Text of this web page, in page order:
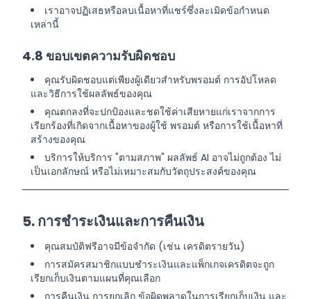
เราอาจปฏิเสธหรือลบเนื้อหาที่แชร์ซึ่งละเมิดข้อกำหนด
เหล่านี้
4.8 ขอบเขตความรับผิดชอบ
คุณรับผิดชอบแต่เพียงผู้เดียวสำหรับพรอมต์ การอัปโหลด
และวิธีการใช้ผลลัพธ์ของคุณ
คุณตกลงที่จะปกป้องและชดใช้ค่าเสียหายแก่เราจากการ
เรียกร้องที่เกิดจากเนื้อหาของผู้ใช้ พรอมต์ หรือการใช้เนื้อหาที่
สร้างของคุณ
บริการให้บริการ "ตามสภาพ" ผลลัพธ์ AI อาจไม่ถูกต้อง ไม่
เป็นเอกลักษณ์ หรือไม่เหมาะสมกับวัตถุประสงค์ของคุณ
5. การชำระเงินและการคืนเงิน
คุณสมบัติฟรีอาจมีข้อจำกัด (เช่น เครดิตรายวัน)
การสมัครสมาชิกแบบชำระเงินและแพ็กเกจเครดิตจะถูก
เรียกเก็บเงินตามแผนที่คุณเลือก
การคืนเงิน การยกเลิก ข้อผิดพลาดในการเรียกเก็บเงิน และ